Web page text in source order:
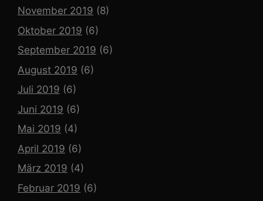
November 2019 (8)
Oktober 2019 (6)
September 2019 (6)
August 2019 (6)
Juli 2019 (6)
Juni 2019 (6)
Mai 2019 (4)
April 2019 (6)
März 2019 (4)
Februar 2019 (6)